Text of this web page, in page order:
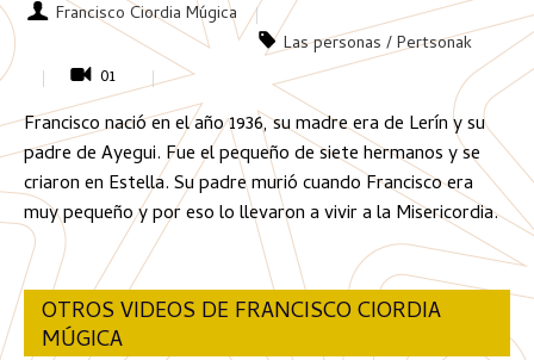
Francisco Ciordia Múgica
Las personas / Pertsonak
01
Francisco nació en el año 1936, su madre era de Lerín y su
padre de Ayegui. Fue el pequeño de siete hermanos y se
criaron en Estella. Su padre murió cuando Francisco era
muy pequeño y por eso lo llevaron a vivir a la Misericordia.
OTROS VIDEOS DE FRANCISCO CIORDIA
MÚGICA